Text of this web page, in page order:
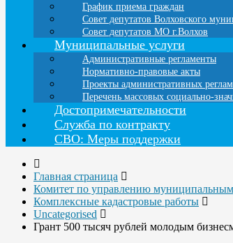
График приема граждан
Совет депутатов Волховского
Совет депутатов МО г.Волхов
Муниципальные услуги
Административные регламенты
Нормативно-правовые акты
Проекты административных
Перечень массовых социально-
Достопримечательности
Служба по контракту
СВО: Меры поддержки
Главная страница
Комитет по управлению
Комплексные кадастровые работы
Uncategorised
Грант 500 тысяч рублей молодым